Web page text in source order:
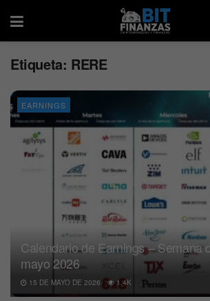
Etiqueta: RERE
EARNINGS
Calendario de Earnings – Semana
mayo 2026
15 DE MAYO DE 2026 1.4K